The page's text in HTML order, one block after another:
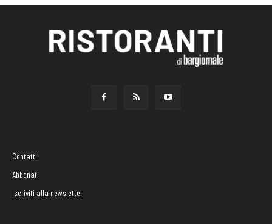
Contatti
Abbonati
Iscriviti alla newsletter